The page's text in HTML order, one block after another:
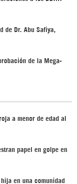
de Dr. Abu Safiya,
de la Mega-
a menor de edad al
papel en golpe en
en una comunidad